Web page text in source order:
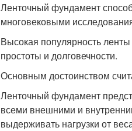
Ленточный фундамент
многовековыми
Высокая популярность
простоты и долговечности.
Основным достоинством
Ленточный фундамент
всеми внешними и
выдерживать нагрузки от